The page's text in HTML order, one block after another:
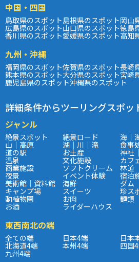
中国・四国
鳥取県のスポット島根県のスポット岡山
広島県のスポット山口県のスポット徳島
香川県のスポット愛媛県のスポット高知
九州・沖縄
福岡県のスポット佐賀県のスポット長崎
熊本県のスポット大分県のスポット宮崎
鹿児島県のスポット沖縄県のスポット
詳細条件からツーリングスポッ
ジャンル
絶景スポット 絶景ロード 海｜
山｜高原 湖｜川｜滝 食事
道の駅 お土産 神社
温泉 文化施設 カフ
商業施設 ソフトクリーム 林道
夜景 イベント体験 宿泊
美術館｜資料館 海鮮 ダム
キャンプ場 スイーツ 珍ス
動植物園 お肉 麺類
お酒 ライダーハウス
東西南北の端
全ての端 日本4端 日本
北海道4端 本州4端 四国
九州4端